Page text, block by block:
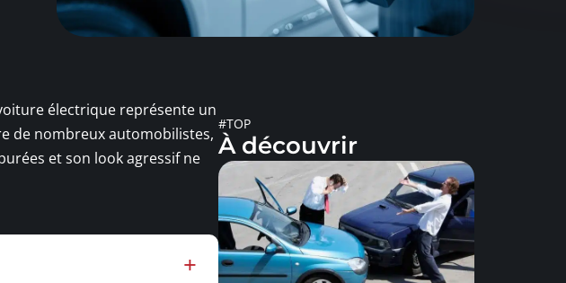
électrique représente un
de nombreux automobilistes,
et son look agressif ne
#TOP
À découvrir